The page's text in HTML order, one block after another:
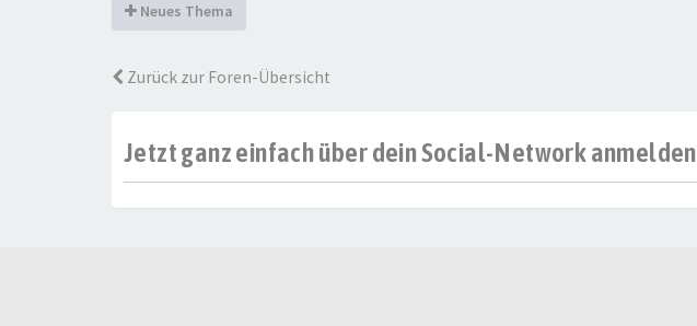
Neues Thema
Zurück zur Foren-Übersicht
Jetzt ganz einfach über dein Social-Network anmelden